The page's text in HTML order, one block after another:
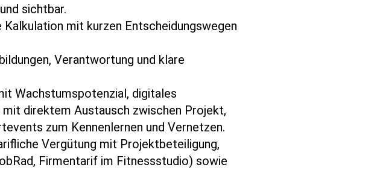
sichtbar.
Kalkulation mit kurzen Entscheidungswegen
Verantwortung und klare
Wachstumspotenzial, digitales
direktem Austausch zwischen Projekt,
zum Kennenlernen und Vernetzen.
Vergütung mit Projektbeteiligung,
Firmentarif im Fitnessstudio) sowie